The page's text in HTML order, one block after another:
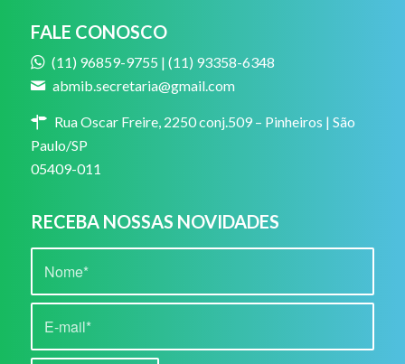
FALE CONOSCO
(11) 96859-9755 | (11) 93358-6348
abmib.secretaria@gmail.com
Rua Oscar Freire, 2250 conj.509 – Pinheiros | São
Paulo/SP
05409-011
RECEBA NOSSAS NOVIDADES